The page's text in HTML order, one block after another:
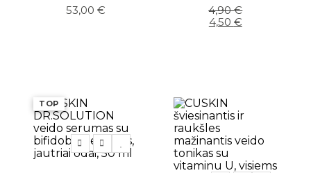
53,00 €
4,90€
Original
price
4,50 €
Current
price
TOP